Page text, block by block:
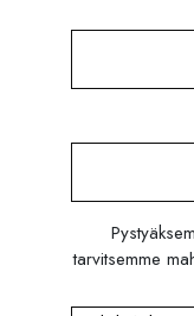
tarvitsemme